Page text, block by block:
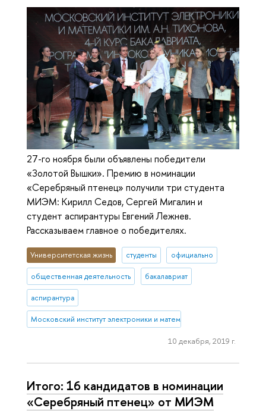
27-го ноября были объявлены победители
«Золотой Вышки». Премию в номинации
«Серебряный птенец» получили три студента
МИЭМ: Кирилл Седов, Сергей Мигалин и
студент аспирантуры Евгений Лежнев.
Рассказываем главное о победителях.
Университетская жизнь студенты официально
общественная деятельность бакалавриат
аспирантура
Московский институт электроники и математики им. А.Н. Тихонова
10 декабря, 2019 г.
Итого: 16 кандидатов в номинации
«Серебряный птенец» от МИЭМ